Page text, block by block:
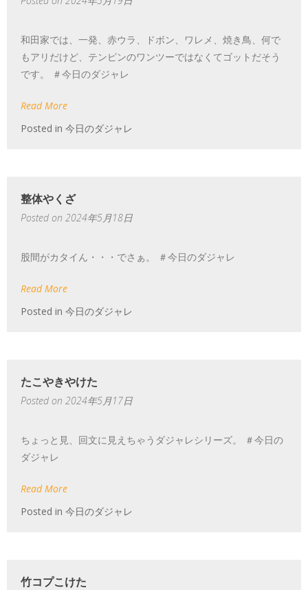
和田家では、一発、赤ウラ、ドボン、ワレメ、焼き鳥、何で
もアリだけど、テンピンのワンツーではなくてゴットだそう
です。 ＃今日のダジャレ
Read More
Posted in 今日のダジャレ
整体やくざ
Posted on 2024年5月18日
股間がカタイん・・・でさぁ。 ＃今日のダジャレ
Read More
Posted in 今日のダジャレ
たこやきやけた
Posted on 2024年5月17日
ちょっと見、回文に見えちゃうダジャレシリーズ。 ＃今日の
ダジャレ
Read More
Posted in 今日のダジャレ
竹コプこけた